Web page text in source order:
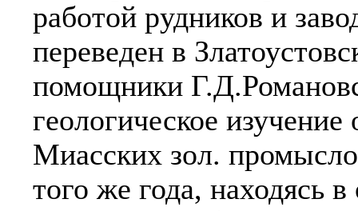
работой рудников и
переведен в
помощники
геологическое
Миасских зол.
того же года, находясь